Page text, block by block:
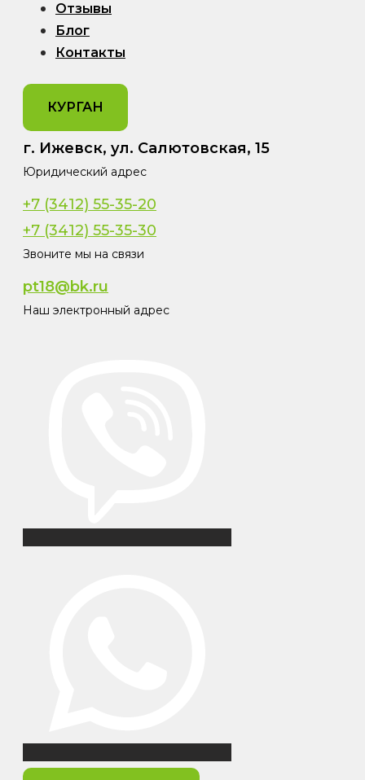
Отзывы
Блог
Контакты
КУРГАН
г. Ижевск, ул. Салютовская, 15
Юридический адрес
+7 (3412) 55-35-20
+7 (3412) 55-35-30
Звоните мы на связи
pt18@bk.ru
Наш электронный адрес